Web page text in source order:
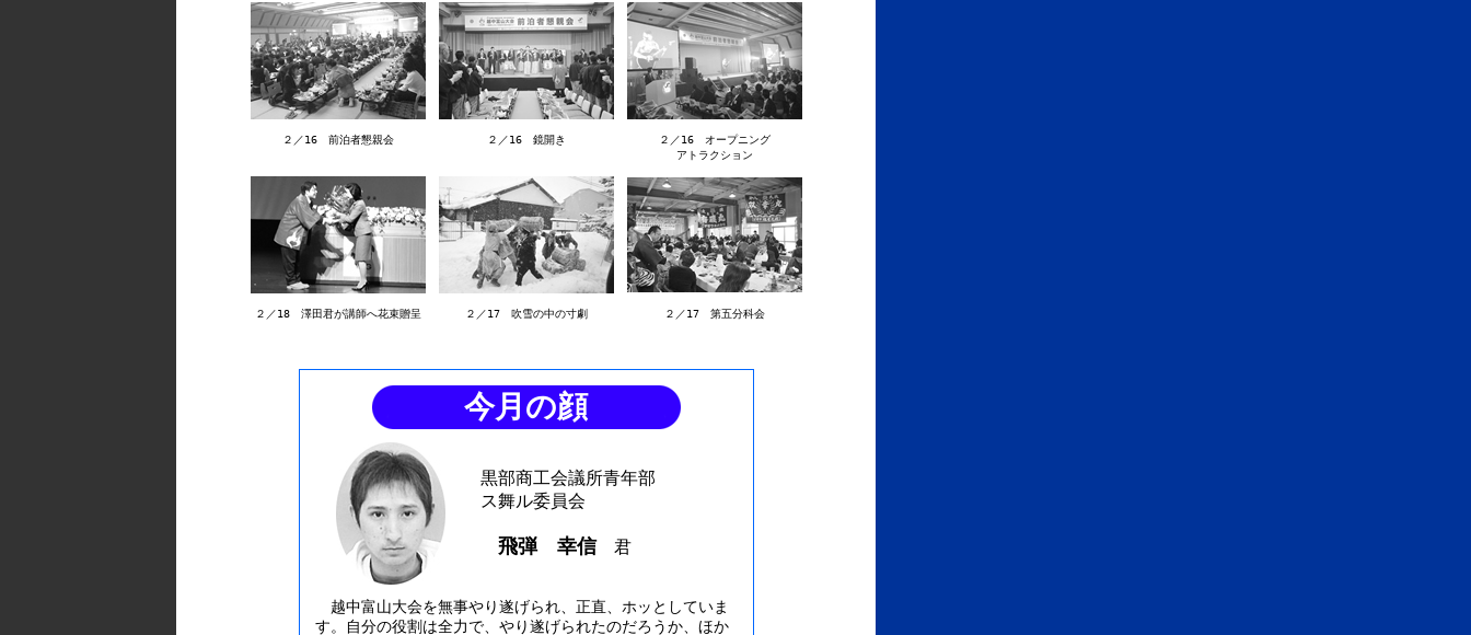
２／16 前泊者懇親会 ２／16 鏡開き
２／16 オープニング
アトラクション
２／18 澤田君が講師へ花束贈呈 ２／17 吹雪の中の寸劇 ２／17 第五分科会
今月の顔
黒部商工会議所青年部
ス舞ル委員会
飛弾 幸信君
越中富山大会を無事やり遂げられ、正直、ホッとしていま
す。自分の役割は全力で、やり遂げられたのだろうか、ほか